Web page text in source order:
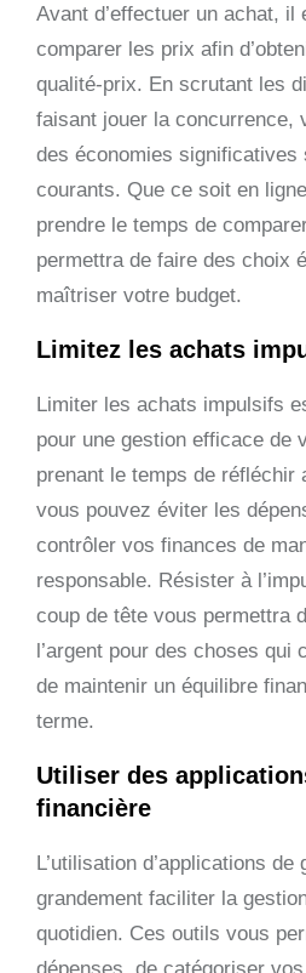
Avant d’effectuer un achat, il
comparer les prix afin
qualité-prix. En scrutant les
faisant jouer la concurrence,
des économies significatives
courants. Que ce soit en
prendre le temps de
permettra de faire des choix
maîtriser votre budget.
Limitez les achats
Limiter les achats impulsifs
pour une gestion efficace de
prenant le temps de réfléchir
vous pouvez éviter les
contrôler vos finances de
responsable. Résister à
coup de tête vous permettra
l’argent pour des choses qui
de maintenir un équilibre
terme.
Utiliser des
financière
L’utilisation d’applications
grandement faciliter la
quotidien. Ces outils vous
dépenses, de catégoriser